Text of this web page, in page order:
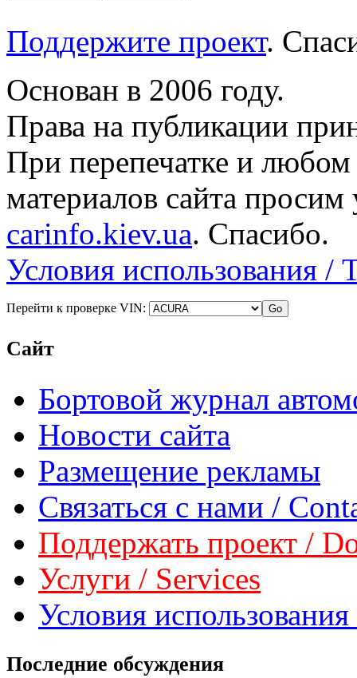
Поддержите проект.
Основан в 2006 году.
Права на публикации
При перепечатке и
материалов сайта просим
carinfo.kiev.ua. Спасибо.
Условия использования /
Перейти к проверке VIN:
Сайт
Бортовой журнал
Новости сайта
Размещение рекламы
Связаться с нами /
Поддержать проект /
Услуги / Services
Условия
Последние обсуждения